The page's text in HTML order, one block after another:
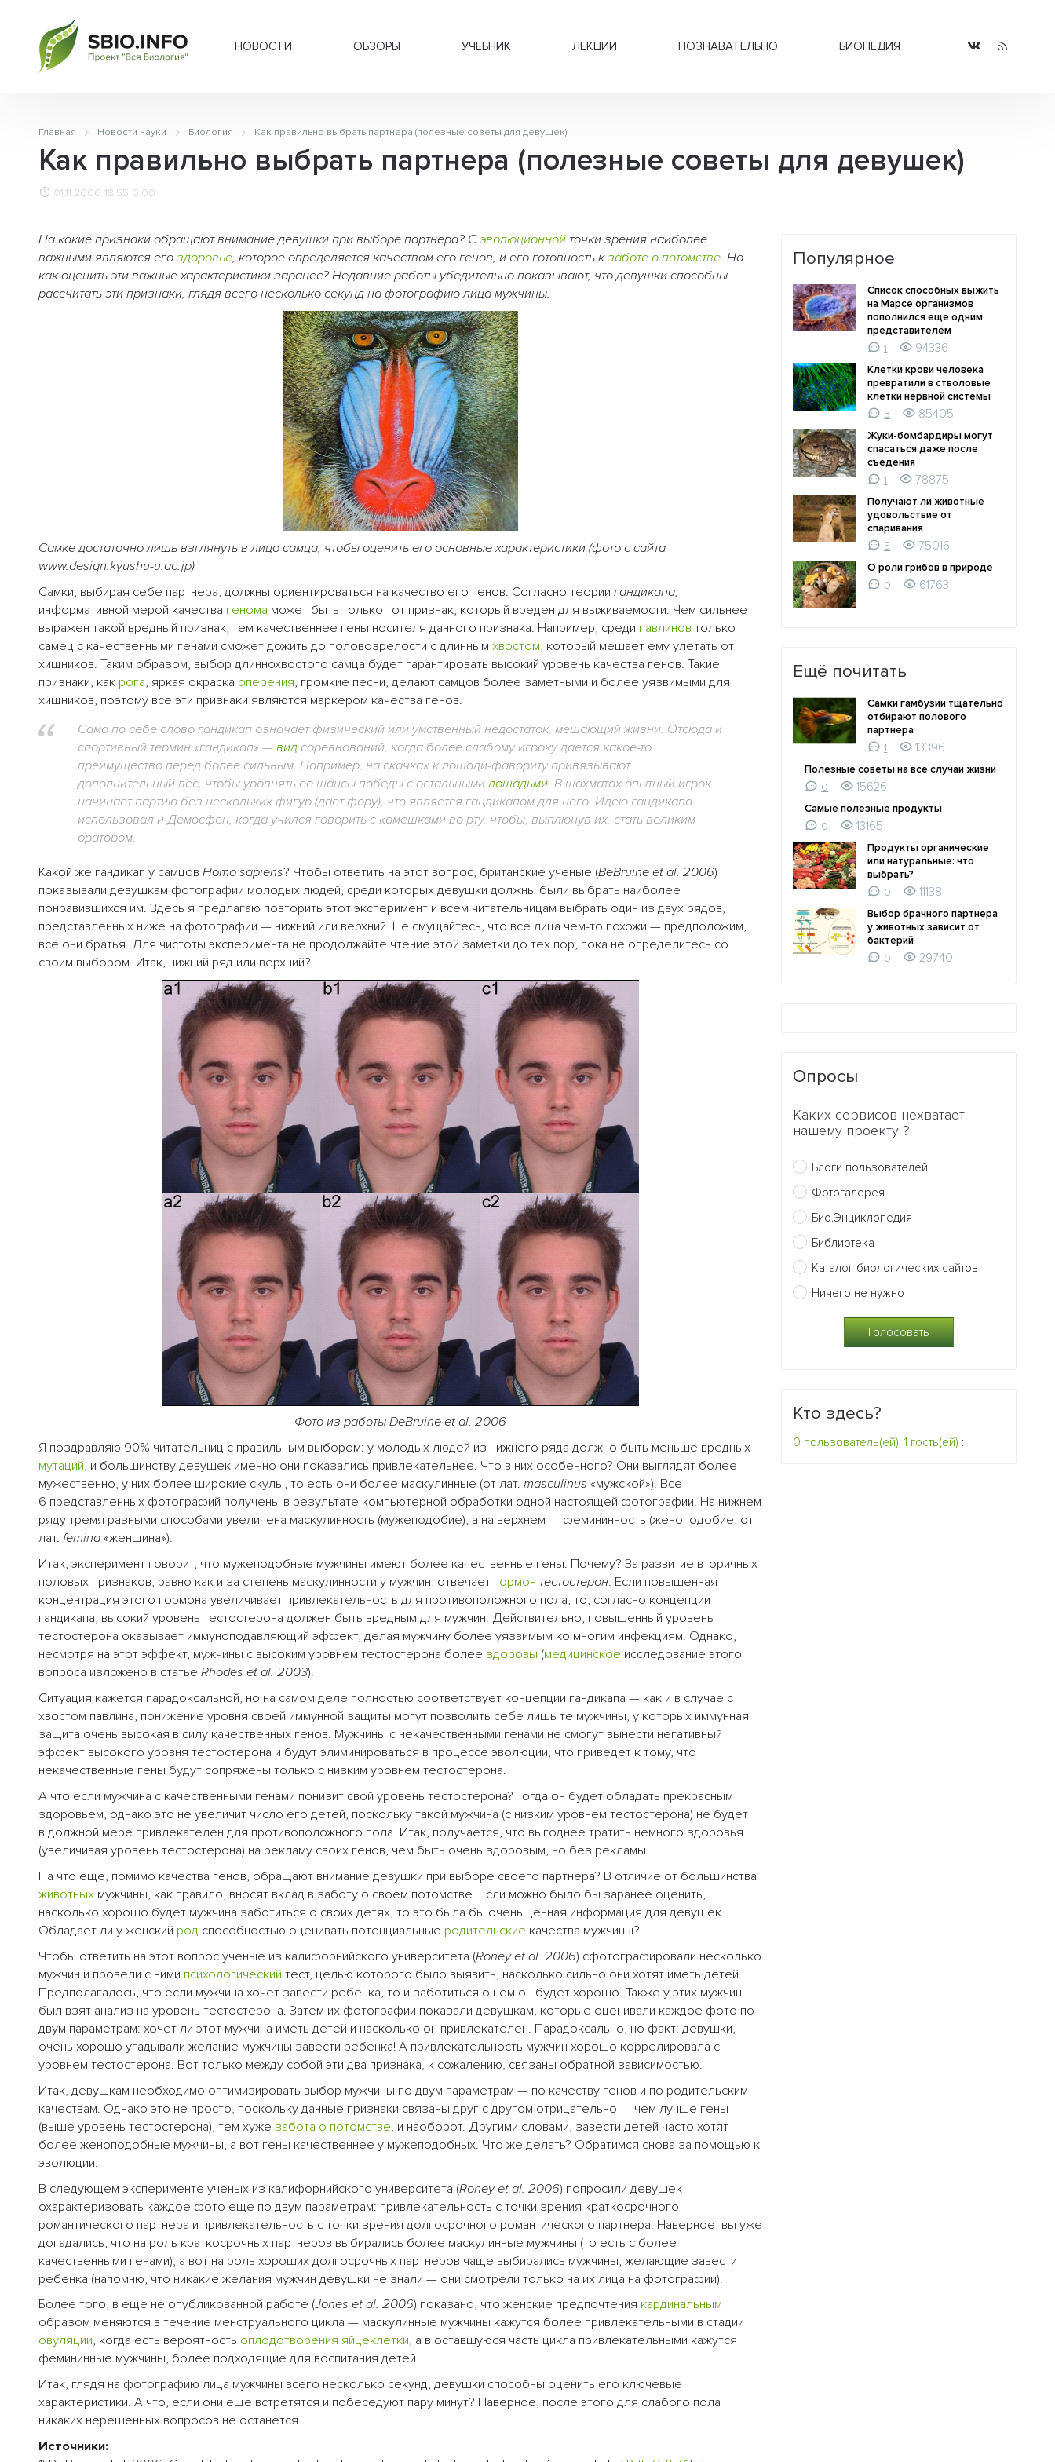
НОВОСТИ ОБЗОРЫ УЧЕБНИК ЛЕКЦИИ ПОЗНАВАТЕЛЬНО БИОПЕДИЯ
Главная Новости науки Биология Как правильно выбрать партнера (полезные советы для девушек)
Как правильно выбрать партнера (полезные советы для девушек)
01.11.2006 18:55 0.00
На какие признаки обращают внимание девушки при выборе партнера? Сэволюционной точки зрения наиболее
важными являются его здоровье, которое определяется качеством его генов, и его готовность кзаботе о потомстве. Но
как оценить эти важные характеристики заранее? Недавние работы убедительно показывают, что девушки способны
рассчитать эти признаки, глядя всего несколько секунд на фотографию лица мужчины.
Самке достаточно лишь взглянуть в лицо самца, чтобы оценить его основные характеристики (фото с сайта
www.design.kyushu-u.ac.jp)
Самки, выбирая себе партнера, должны ориентироваться на качество его генов. Согласно теории гандикапа,
информативной мерой качества генома может быть только тот признак, который вреден для выживаемости. Чем сильнее
выражен такой вредный признак, тем качественнее гены носителя данного признака. Например, среди павлинов только
самец с качественными генами сможет дожить до половозрелости с длинным хвостом, который мешает ему улетать от
хищников. Таким образом, выбор длиннохвостого самца будет гарантировать высокий уровень качества генов. Такие
признаки, как рога, яркая окраска оперения, громкие песни, делают самцов более заметными и более уязвимыми для
хищников, поэтому все эти признаки являются маркером качества генов.
Само по себе слово гандикап означает физический или умственный недостаток, мешающий жизни. Отсюда и
спортивный термин «гандикап» — вид соревнований, когда более слабому игроку дается какое-то
преимущество перед более сильным. Например, на скачках к лошади-фавориту привязывают
дополнительный вес, чтобы уровнять ее шансы победы с остальнымилошадьми. В шахматах опытный игрок
начинает партию без нескольких фигур (дает фору), что является гандикапом для него. Идею гандикапа
использовал и Демосфен, когда учился говорить с камешками во рту, чтобы, выплюнув их, стать великим
оратором.
Какой же гандикап у самцов Homo sapiens? Чтобы ответить на этот вопрос, британские ученые (BeBruine et al. 2006)
показывали девушкам фотографии молодых людей, среди которых девушки должны были выбрать наиболее
понравившихся им. Здесь я предлагаю повторить этот эксперимент и всем читательницам выбрать один из двух рядов,
представленных ниже на фотографии — нижний или верхний. Не смущайтесь, что все лица чем-то похожи — предположим,
все они братья. Для чистоты эксперимента не продолжайте чтение этой заметки до тех пор, пока не определитесь со
своим выбором. Итак, нижний ряд или верхний?
Фото из работы DeBruine et al. 2006
Я поздравляю 90% читательниц с правильным выбором: у молодых людей из нижнего ряда должно быть меньше вредных
мутаций, и большинству девушек именно они показались привлекательнее. Что в них особенного? Они выглядят более
мужественно, у них более широкие скулы, то есть они более маскулинные (от лат. masculinus «мужской»). Все
6 представленных фотографий получены в результате компьютерной обработки одной настоящей фотографии. На нижнем
ряду тремя разными способами увеличена маскулинность (мужеподобие), а на верхнем — фемининность (женоподобие, от
лат. femina «женщина»).
Итак, эксперимент говорит, что мужеподобные мужчины имеют более качественные гены. Почему? За развитие вторичных
половых признаков, равно как и за степень маскулинности у мужчин, отвечает гормон тестостерон. Если повышенная
концентрация этого гормона увеличивает привлекательность для противоположного пола, то, согласно концепции
гандикапа, высокий уровень тестостерона должен быть вредным для мужчин. Действительно, повышенный уровень
тестостерона оказывает иммуноподавляющий эффект, делая мужчину более уязвимым ко многим инфекциям. Однако,
несмотря на этот эффект, мужчины с высоким уровнем тестостерона более здоровы (медицинское исследование этого
вопроса изложено в статье Rhodes et al. 2003).
Ситуация кажется парадоксальной, но на самом деле полностью соответствует концепции гандикапа — как и в случае с
хвостом павлина, понижение уровня своей иммунной защиты могут позволить себе лишь те мужчины, у которых иммунная
защита очень высокая в силу качественных генов. Мужчины с некачественными генами не смогут вынести негативный
эффект высокого уровня тестостерона и будут элиминироваться в процессе эволюции, что приведет к тому, что
некачественные гены будут сопряжены только с низким уровнем тестостерона.
А что если мужчина с качественными генами понизит свой уровень тестостерона? Тогда он будет обладать прекрасным
здоровьем, однако это не увеличит число его детей, поскольку такой мужчина (с низким уровнем тестостерона) не будет
в должной мере привлекателен для противоположного пола. Итак, получается, что выгоднее тратить немного здоровья
(увеличивая уровень тестостерона) на рекламу своих генов, чем быть очень здоровым, но без рекламы.
На что еще, помимо качества генов, обращают внимание девушки при выборе своего партнера? В отличие от большинства
животных мужчины, как правило, вносят вклад в заботу о своем потомстве. Если можно было бы заранее оценить,
насколько хорошо будет мужчина заботиться о своих детях, то это была бы очень ценная информация для девушек.
Обладает ли у женский род способностью оценивать потенциальные родительские качества мужчины?
Чтобы ответить на этот вопрос ученые из калифорнийского университета (Roney et al. 2006) сфотографировали несколько
мужчин и провели с ними психологический тест, целью которого было выявить, насколько сильно они хотят иметь детей.
Предполагалось, что если мужчина хочет завести ребенка, то и заботиться о нем он будет хорошо. Также у этих мужчин
был взят анализ на уровень тестостерона. Затем их фотографии показали девушкам, которые оценивали каждое фото по
двум параметрам: хочет ли этот мужчина иметь детей и насколько он привлекателен. Парадоксально, но факт: девушки,
очень хорошо угадывали желание мужчины завести ребенка! А привлекательность мужчин хорошо коррелировала с
уровнем тестостерона. Вот только между собой эти два признака, к сожалению, связаны обратной зависимостью.
Итак, девушкам необходимо оптимизировать выбор мужчины по двум параметрам — по качеству генов и по родительским
качествам. Однако это не просто, поскольку данные признаки связаны друг с другом отрицательно — чем лучше гены
(выше уровень тестостерона), тем хуже забота о потомстве, и наоборот. Другими словами, завести детей часто хотят
более женоподобные мужчины, а вот гены качественнее у мужеподобных. Что же делать? Обратимся снова за помощью к
эволюции.
В следующем эксперименте ученых из калифорнийского университета (Roney et al. 2006) попросили девушек
охарактеризовать каждое фото еще по двум параметрам: привлекательность с точки зрения краткосрочного
романтического партнера и привлекательность с точки зрения долгосрочного романтического партнера. Наверное, вы уже
догадались, что на роль краткосрочных партнеров выбирались более маскулинные мужчины (то есть с более
качественными генами), а вот на роль хороших долгосрочных партнеров чаще выбирались мужчины, желающие завести
ребенка (напомню, что никакие желания мужчин девушки не знали — они смотрели только на их лица на фотографии).
Более того, в еще не опубликованной работе (Jones et al. 2006) показано, что женские предпочтения кардинальным
образом меняются в течение менструального цикла — маскулинные мужчины кажутся более привлекательными в стадии
овуляции, когда есть вероятность оплодотворения яйцеклетки, а в оставшуюся часть цикла привлекательными кажутся
фемининные мужчины, более подходящие для воспитания детей.
Итак, глядя на фотографию лица мужчины всего несколько секунд, девушки способны оценить его ключевые
характеристики. А что, если они еще встретятся и побеседуют пару минут? Наверное, после этого для слабого пола
никаких нерешенных вопросов не останется.
Источники:
Популярное
Список способных выжить
на Марсе организмов
пополнился еще одним
представителем
1
94336
Клетки крови человека
превратили в стволовые
клетки нервной системы
3
85405
Жуки-бомбардиры могут
спасаться даже после
съедения
1
78875
Получают ли животные
удовольствие от
спаривания
5
75016
О роли грибов в природе
0
61763
Ещё почитать
Самки гамбузии тщательно
отбирают полового
партнера
1
13396
Полезные советы на все случаи жизни
0
15626
Самые полезные продукты
0
13165
Продукты органические
или натуральные: что
выбрать?
0
11138
Выбор брачного партнера
у животных зависит от
бактерий
0
29740
Опросы
Каких сервисов нехватает
нашему проекту ?
Блоги пользователей
Фотогалерея
Био.Энциклопедия
Библиотека
Каталог биологических сайтов
Ничего не нужно
Кто здесь?
0 пользователь(ей), 1 гость(ей) :